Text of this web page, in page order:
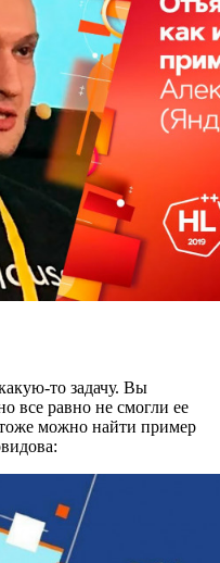
то задачу. Вы
все равно не смогли ее
можно найти пример